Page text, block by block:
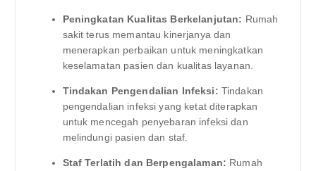
Peningkatan Kualitas Berkelanjutan: Rumah
sakit terus memantau kinerjanya dan
menerapkan perbaikan untuk meningkatkan
keselamatan pasien dan kualitas layanan.
Tindakan Pengendalian Infeksi: Tindakan
pengendalian infeksi yang ketat diterapkan
untuk mencegah penyebaran infeksi dan
melindungi pasien dan staf.
Staf Terlatih dan Berpengalaman: Rumah